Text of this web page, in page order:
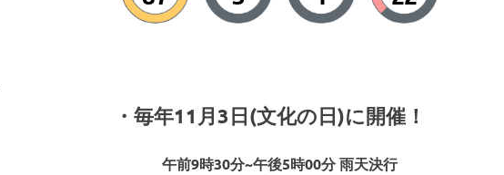
・毎年11月3日(文化の日)に開催！
午前9時30分~午後5時00分 雨天決行